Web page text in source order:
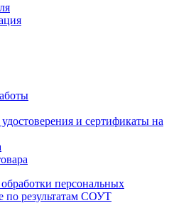
и сертификаты на
персональных
по результатам СОУТ